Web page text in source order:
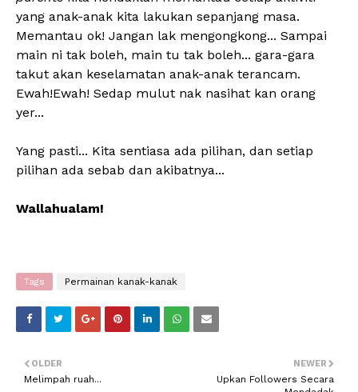
yang anak-anak kita lakukan sepanjang masa.
Memantau ok! Jangan lak mengongkong... Sampai
main ni tak boleh, main tu tak boleh... gara-gara
takut akan keselamatan anak-anak terancam.
Ewah!Ewah! Sedap mulut nak nasihat kan orang
yer...
Yang pasti... Kita sentiasa ada pilihan, dan setiap
pilihan ada sebab dan akibatnya...
Wallahualam!
Tags Permainan kanak-kanak
NEWER
Upkan Followers Secara
OLDER
Melimpah ruah...